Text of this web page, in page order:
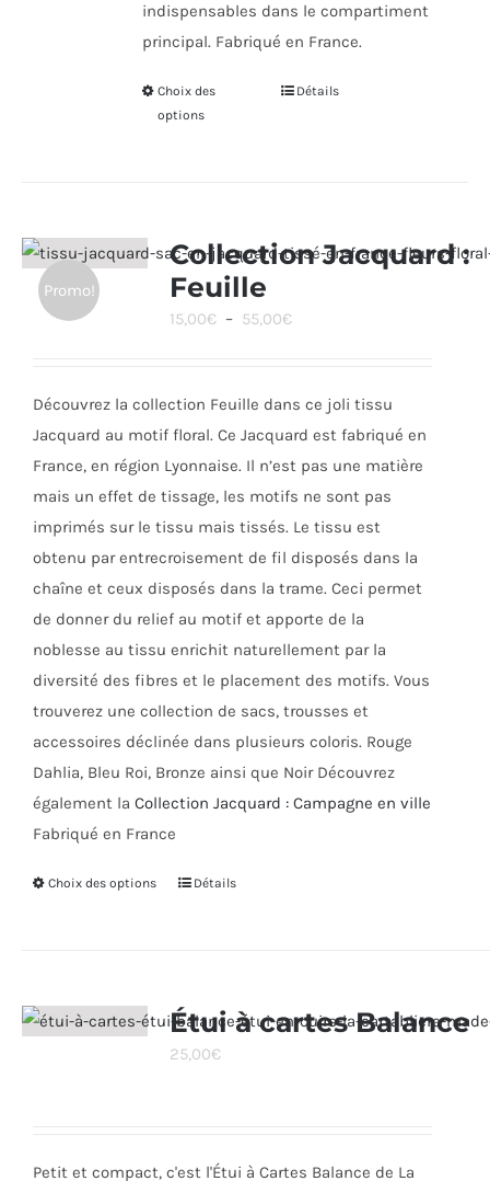
indispensables dans le compartiment
principal. Fabriqué en France.
Choix des
options
Ce
Les
sur
la
page
du
produit
Détails
Promo!
Collection Jacquard :
Feuille
15,00€ – 55,00€Plage
15,00€
à
55,00€
Découvrez la collection Feuille dans ce joli tissu
Jacquard au motif floral. Ce Jacquard est fabriqué en
France, en région Lyonnaise. Il n’est pas une matière
mais un effet de tissage, les motifs ne sont pas
imprimés sur le tissu mais tissés. Le tissu est
obtenu par entrecroisement de fil disposés dans la
chaîne et ceux disposés dans la trame. Ceci permet
de donner du relief au motif et apporte de la
noblesse au tissu enrichit naturellement par la
diversité des fibres et le placement des motifs. Vous
trouverez une collection de sacs, trousses et
accessoires déclinée dans plusieurs coloris. Rouge
Dahlia, Bleu Roi, Bronze ainsi que Noir Découvrez
également la Collection Jacquard : Campagne en ville
Fabriqué en France
Choix des options
Ce
variations.
Les
choisies
Détails
Étui à cartes Balance
25,00€
Petit et compact, c'est l'Étui à Cartes Balance de La